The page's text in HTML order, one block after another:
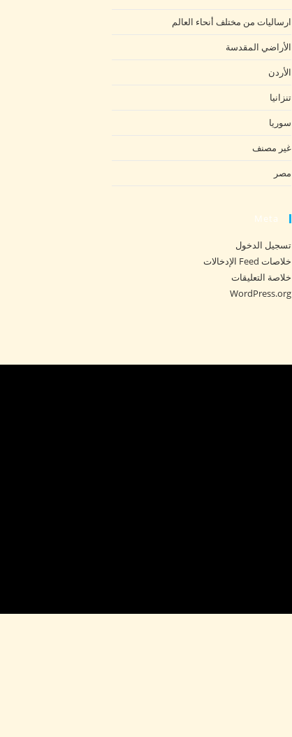
ارساليات من مختلف أنحاء العالم
الأراضي المقدسة
الأردن
تنزانيا
سوريا
غير مصنف
مصر
Meta
تسجيل الدخول
خلاصات Feed الإدخالات
خلاصة التعليقات
WordPress.org